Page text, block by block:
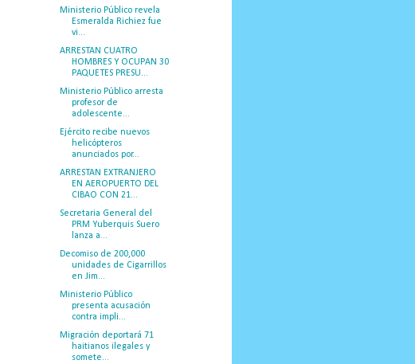
Ministerio Público revela
Esmeralda Richiez fue
vi...
ARRESTAN CUATRO
HOMBRES Y OCUPAN 30
PAQUETES PRESU...
Ministerio Público arresta
profesor de
adolescente...
Ejército recibe nuevos
helicópteros
anunciados por...
ARRESTAN EXTRANJERO
EN AEROPUERTO DEL
CIBAO CON 21...
Secretaria General del
PRM Yuberquis Suero
lanza a...
Decomiso de 200,000
unidades de Cigarrillos
en Jim...
Ministerio Público
presenta acusación
contra impli...
Migración deportará 71
haitianos ilegales y
somete...